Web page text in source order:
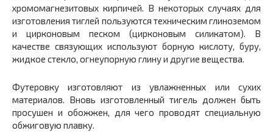
хромомагнезитовых кирпичей. В некоторых случаях для
изготовления тиглей пользуются техническим глиноземом
и цирконовым песком (цирконовым силикатом). В
качестве связующих используют борную кислоту, буру,
жидкое стекло, огнеупорную глину и другие вещества.
Футеровку изготовляют из увлажненных или сухих
материалов. Вновь изготовленный тигель должен быть
просушен и обожжен, для чего проводят специальную
обжиговую плавку.